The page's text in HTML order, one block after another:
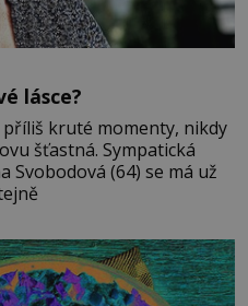
lásce?
kruté momenty, nikdy
Sympatická
Svobodová (64) se má už